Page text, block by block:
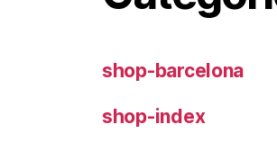
shop-barcelona
shop-index